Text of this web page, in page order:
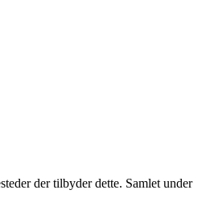
der tilbyder dette. Samlet under